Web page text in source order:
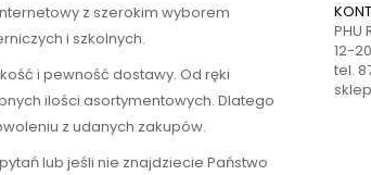
z szerokim wyborem
i szkolnych.
i pewność dostawy. Od ręki
ilości asortymentowych. Dlatego
z udanych zakupów.
lub jeśli nie znajdziecie Państwo
PHU
12-
tel.